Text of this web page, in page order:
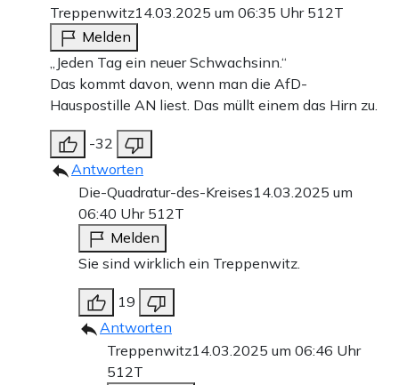
Treppenwitz14.03.2025 um 06:35 Uhr 512T
Melden
„Jeden Tag ein neuer Schwachsinn.“
Das kommt davon, wenn man die AfD-
Hauspostille AN liest. Das müllt einem das Hirn zu.
-32
Antworten
Die-Quadratur-des-Kreises14.03.2025 um
06:40 Uhr 512T
Melden
Sie sind wirklich ein Treppenwitz.
19
Antworten
Treppenwitz14.03.2025 um 06:46 Uhr
512T